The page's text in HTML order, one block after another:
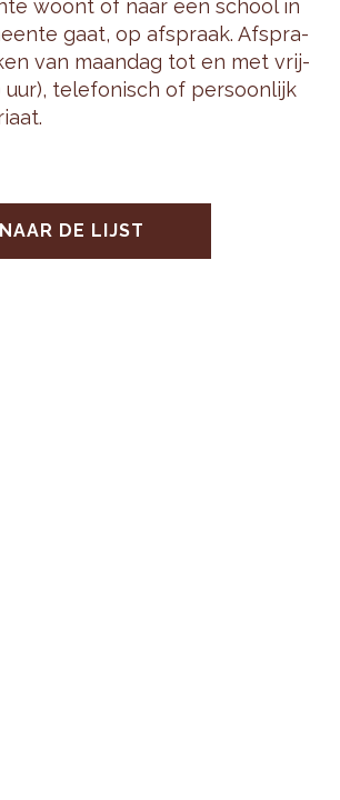
woont of naar een school in
gaat, op af­spraak. Af­spra­
van maan­dag tot en met vrij­
uur), te­le­fo­nisch of per­soon­lijk
DE LIJST